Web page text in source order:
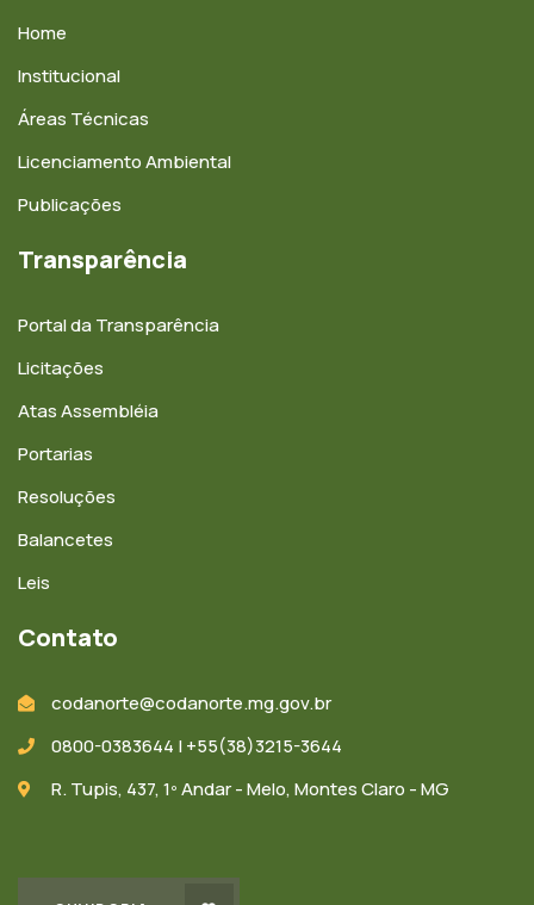
Home
Institucional
Áreas Técnicas
Licenciamento Ambiental
Publicações
Transparência
Portal da Transparência
Licitações
Atas Assembléia
Portarias
Resoluções
Balancetes
Leis
Contato
codanorte@codanorte.mg.gov.br
0800-0383644 | +55(38)3215-3644
R. Tupis, 437, 1º Andar - Melo, Montes Claro - MG